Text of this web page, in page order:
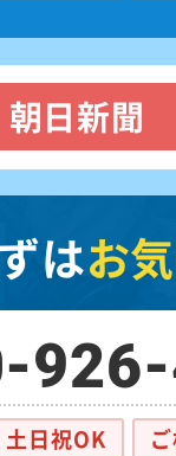
朝日新聞
はお
土日祝OK